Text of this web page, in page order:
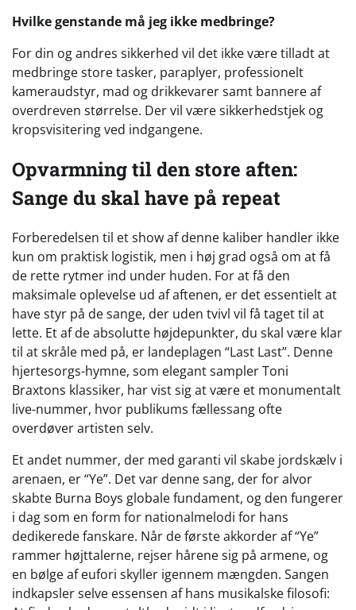
Hvilke genstande må jeg ikke medbringe?
For din og andres sikkerhed vil det ikke være tilladt at
medbringe store tasker, paraplyer, professionelt
kameraudstyr, mad og drikkevarer samt bannere af
overdreven størrelse. Der vil være sikkerhedstjek og
kropsvisitering ved indgangene.
Opvarmning til den store aften:
Sange du skal have på repeat
Forberedelsen til et show af denne kaliber handler ikke
kun om praktisk logistik, men i høj grad også om at få
de rette rytmer ind under huden. For at få den
maksimale oplevelse ud af aftenen, er det essentielt at
have styr på de sange, der uden tvivl vil få taget til at
lette. Et af de absolutte højdepunkter, du skal være klar
til at skråle med på, er landeplagen “Last Last”. Denne
hjertesorgs-hymne, som elegant sampler Toni
Braxtons klassiker, har vist sig at være et monumentalt
live-nummer, hvor publikums fællessang ofte
overdøver artisten selv.
Et andet nummer, der med garanti vil skabe jordskælv i
arenaen, er “Ye”. Det var denne sang, der for alvor
skabte Burna Boys globale fundament, og den fungerer
i dag som en form for nationalmelodi for hans
dedikerede fanskare. Når de første akkorder af “Ye”
rammer højttalerne, rejser hårene sig på armene, og
en bølge af eufori skyller igennem mængden. Sangen
indkapsler selve essensen af hans musikalske filosofi: